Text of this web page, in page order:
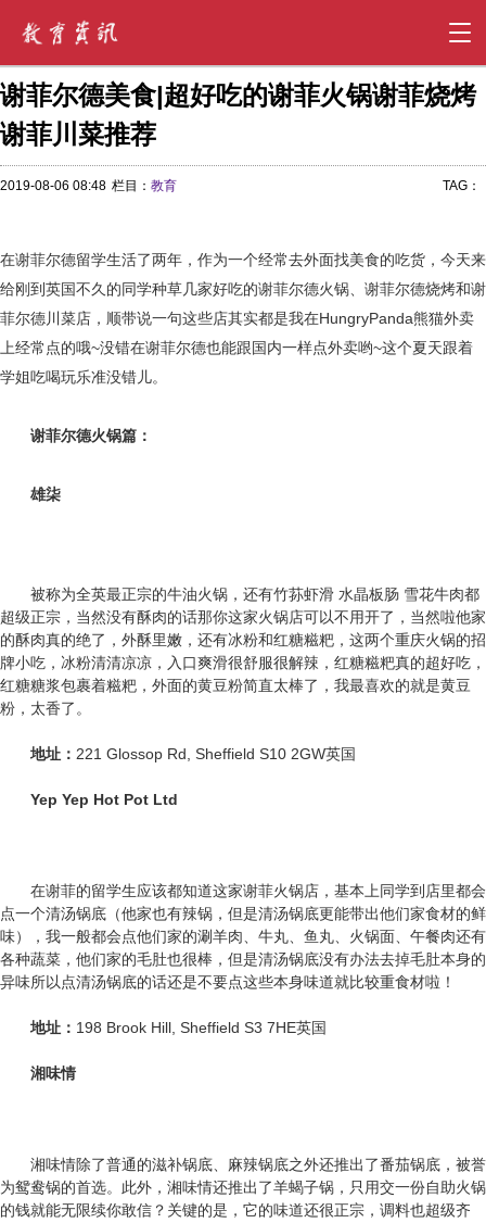
谢菲尔德美食|超好吃的谢菲火锅谢菲烧烤
谢菲川菜推荐
2019-08-06 08:48 栏目： 教育 TAG：
在谢菲尔德留学生活了两年，作为一个经常去外面找美食的吃货，今天来
给刚到英国不久的同学种草几家好吃的谢菲尔德火锅、谢菲尔德烧烤和谢
菲尔德川菜店，顺带说一句这些店其实都是我在HungryPanda熊猫外卖
上经常点的哦~没错在谢菲尔德也能跟国内一样点外卖哟~这个夏天跟着
学姐吃喝玩乐准没错儿。
谢菲尔德火锅篇：
雄柒
被称为全英最正宗的牛油火锅，还有竹荪虾滑 水晶板肠 雪花牛肉都
超级正宗，当然没有酥肉的话那你这家火锅店可以不用开了，当然啦他家
的酥肉真的绝了，外酥里嫩，还有冰粉和红糖糍粑，这两个重庆火锅的招
牌小吃，冰粉清清凉凉，入口爽滑很舒服很解辣，红糖糍粑真的超好吃，
红糖糖浆包裹着糍粑，外面的黄豆粉简直太棒了，我最喜欢的就是黄豆
粉，太香了。
地址： 221 Glossop Rd, Sheffield S10 2GW英国
Yep Yep Hot Pot Ltd
在谢菲的留学生应该都知道这家谢菲火锅店，基本上同学到店里都会
点一个清汤锅底（他家也有辣锅，但是清汤锅底更能带出他们家食材的鲜
味），我一般都会点他们家的涮羊肉、牛丸、鱼丸、火锅面、午餐肉还有
各种蔬菜，他们家的毛肚也很棒，但是清汤锅底没有办法去掉毛肚本身的
异味所以点清汤锅底的话还是不要点这些本身味道就比较重食材啦！
地址： 198 Brook Hill, Sheffield S3 7HE英国
湘味情
湘味情除了普通的滋补锅底、麻辣锅底之外还推出了番茄锅底，被誉
为鸳鸯锅的首选。此外，湘味情还推出了羊蝎子锅，只用交一份自助火锅
的钱就能无限续你敢信？关键的是，它的味道还很正宗，调料也超级齐